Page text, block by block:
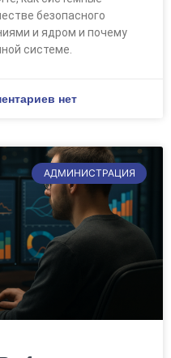
безопасного
и ядром и почему
системе.
нет
АДМИНИСТРАЦИЯ